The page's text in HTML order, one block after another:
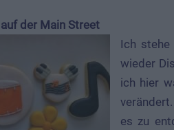
der Main Street
Ich
wieder
ich hier
es zu